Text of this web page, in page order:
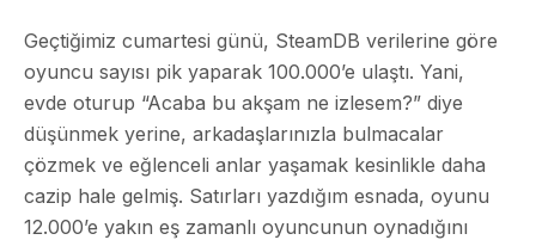
Geçtiğimiz cumartesi günü, SteamDB verilerine göre
oyuncu sayısı pik yaparak 100.000’e ulaştı. Yani,
evde oturup “Acaba bu akşam ne izlesem?” diye
düşünmek yerine, arkadaşlarınızla bulmacalar
çözmek ve eğlenceli anlar yaşamak kesinlikle daha
cazip hale gelmiş. Satırları yazdığım esnada, oyunu
12.000’e yakın eş zamanlı oyuncunun oynadığını